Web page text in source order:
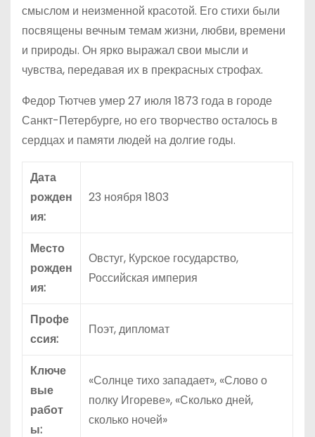
смыслом и неизменной красотой. Его стихи были
посвящены вечным темам жизни, любви, времени
и природы. Он ярко выражал свои мысли и
чувства, передавая их в прекрасных строфах.
Федор Тютчев умер 27 июля 1873 года в городе
Санкт-Петербурге, но его творчество осталось в
сердцах и памяти людей на долгие годы.
Дата
рожден
ия:
23 ноября 1803
Место
рожден
ия:
Овстуг, Курское государство,
Российская империя
Профе
ссия:
Поэт, дипломат
Ключе
вые
работ
ы:
«Солнце тихо западает», «Слово о
полку Игореве», «Сколько дней,
сколько ночей»